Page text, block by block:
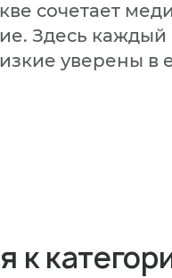
сочетает
Здесь каждый
уверены в
к